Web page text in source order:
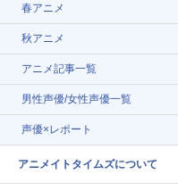
春アニメ
秋アニメ
アニメ記事一覧
男性声優/女性声優一覧
声優×レポート
アニメイトタイムズについて